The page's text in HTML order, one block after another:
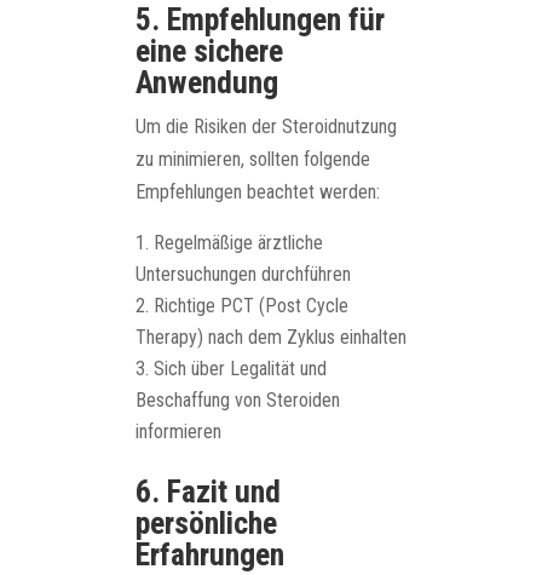
5. Empfehlungen für
eine sichere
Anwendung
Um die Risiken der Steroidnutzung
zu minimieren, sollten folgende
Empfehlungen beachtet werden:
Regelmäßige ärztliche
Untersuchungen durchführen
Richtige PCT (Post Cycle
Therapy) nach dem Zyklus einhalten
Sich über Legalität und
Beschaffung von Steroiden
informieren
6. Fazit und
persönliche
Erfahrungen